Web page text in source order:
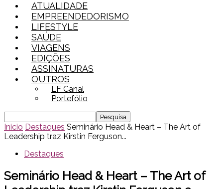
ATUALIDADE
EMPREENDEDORISMO
LIFESTYLE
SAÚDE
VIAGENS
EDIÇÕES
ASSINATURAS
OUTROS
LF Canal
Portefólio
Inicio Destaques Seminário Head & Heart – The Art of
Leadership traz Kirstin Ferguson...
Destaques
Seminário Head & Heart – The Art of